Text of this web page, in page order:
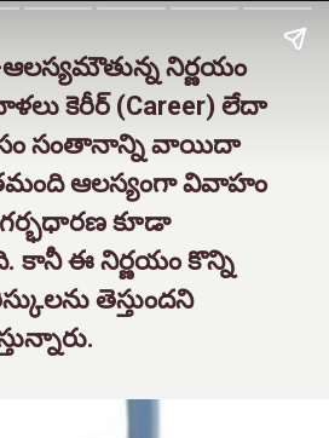
నిర్ణయం
కెరీర్ (Career) లేదా
కోసం సంతానాన్ని వాయిదా
ఆలస్యంగా వివాహం
గర్భధారణ కూడా
కానీ ఈ నిర్ణయం కొన్ని
తెస్తుందని